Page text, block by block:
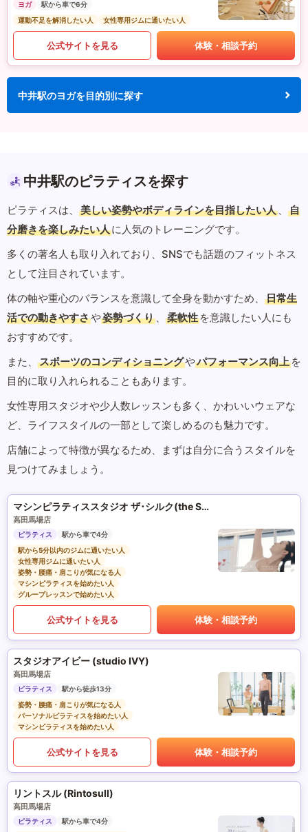
ヨガ
駅から車で6分
運動不足を解消したい人
女性専用ジムに通いたい人
公式サイトを見る 体験・相談予約
中井駅のヨガを目的別に探す
中井駅のピラティスを探す
ピラティスは、 美しい姿勢やボディラインを目指したい人 、
自
分磨きを楽しみたい人に人気のトレーニングです。
多くの著名人も取り入れており、SNSでも話題のフィットネス
として注目されています。
体の軸や重心のバランスを意識して全身を動かすため、
日常生
活での動きやすさや姿勢づくり 、 柔軟性 を意識したい人にも
おすすめです。
また、
スポーツのコンディショニングやパフォーマンス向上 を
目的に取り入れられることもあります。
女性専用スタジオや少人数レッスンも多く、かわいいウェアな
ど、ライフスタイルの一部として楽しめるのも魅力です。
店舗によって特徴が異なるため、まずは自分に合うスタイルを
見つけてみましょう。
マシンピラティススタジオ ザ･シルク(the SILK)
高田馬場店
ピラティス
駅から車で4分
駅から5分以内のジムに通いたい人
女性専用ジムに通いたい人
姿勢・腰痛・肩こりが気になる人
マシンピラティスを始めたい人
グループレッスンで始めたい人
公式サイトを見る 体験・相談予約
スタジオアイビー (studio IVY)
高田馬場店
ピラティス
駅から徒歩13分
姿勢・腰痛・肩こりが気になる人
パーソナルピラティスを始めたい人
マシンピラティスを始めたい人
公式サイトを見る 体験・相談予約
リントスル (Rintosull)
高田馬場店
ピラティス
駅から車で4分